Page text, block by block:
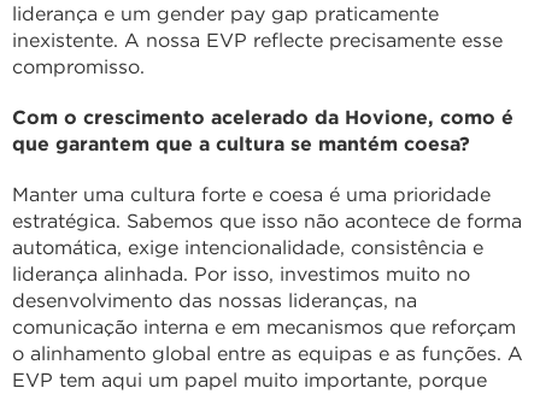
liderança e um gender pay gap praticamente
inexistente. A nossa EVP reflecte precisamente esse
compromisso.
Com o crescimento acelerado da Hovione, como é
que garantem que a cultura se mantém coesa?
Manter uma cultura forte e coesa é uma prioridade
estratégica. Sabemos que isso não acontece de forma
automática, exige intencionalidade, consistência e
liderança alinhada. Por isso, investimos muito no
desenvolvimento das nossas lideranças, na
comunicação interna e em mecanismos que reforçam
o alinhamento global entre as equipas e as funções. A
EVP tem aqui um papel muito importante, porque